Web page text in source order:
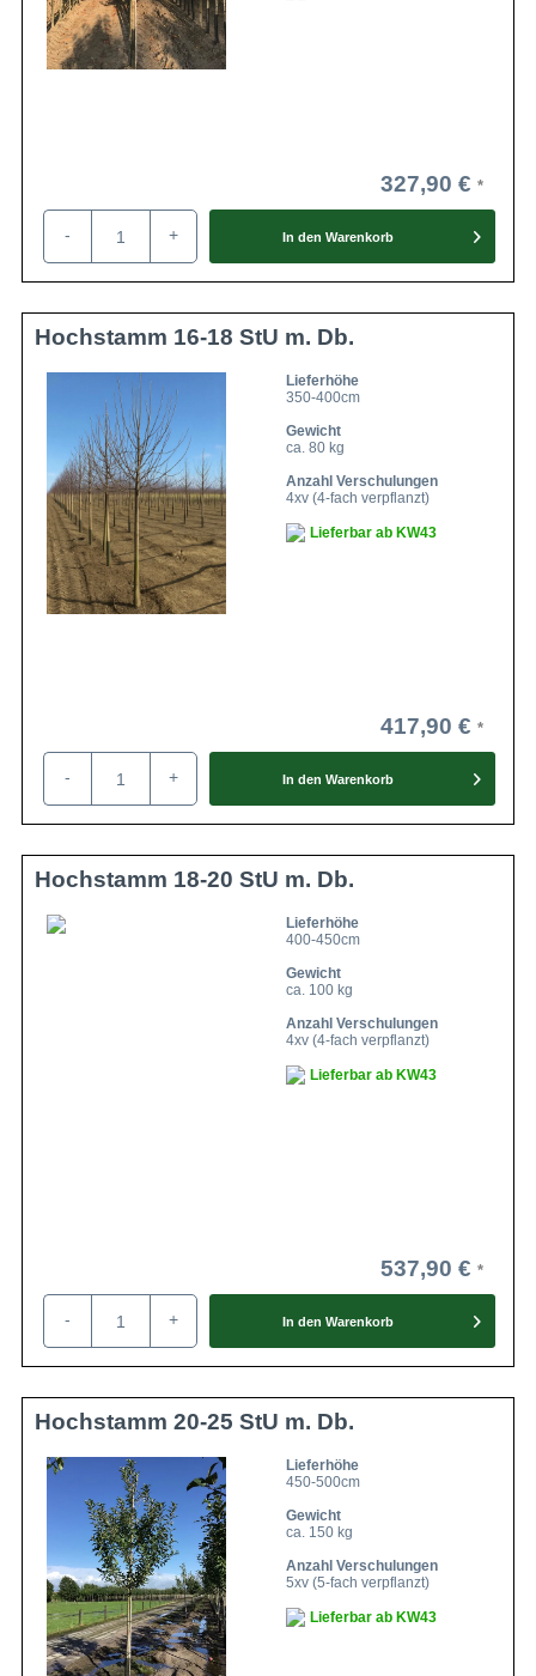
327,90 €
- + In den Warenkorb
Hochstamm 16-18 StU m. Db.
Lieferhöhe
350-400cm
Gewicht
ca. 80 kg
Anzahl Verschulungen
4xv (4-fach verpflanzt)
Lieferbar ab KW43
417,90 €
- + In den Warenkorb
Hochstamm 18-20 StU m. Db.
Lieferhöhe
400-450cm
Gewicht
ca. 100 kg
Anzahl Verschulungen
4xv (4-fach verpflanzt)
Lieferbar ab KW43
537,90 €
- + In den Warenkorb
Hochstamm 20-25 StU m. Db.
Lieferhöhe
450-500cm
Gewicht
ca. 150 kg
Anzahl Verschulungen
5xv (5-fach verpflanzt)
Lieferbar ab KW43